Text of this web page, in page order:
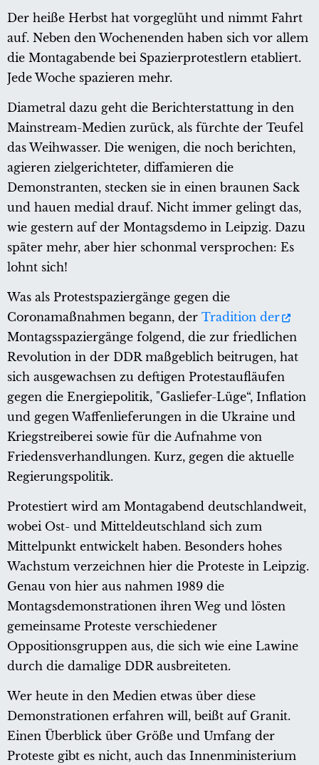
Der heiße Herbst hat vorgeglüht und nimmt Fahrt
auf. Neben den Wochenenden haben sich vor allem
die Montagabende bei Spazierprotestlern etabliert.
Jede Woche spazieren mehr.
Diametral dazu geht die Berichterstattung in den
Mainstream-Medien zurück, als fürchte der Teufel
das Weihwasser. Die wenigen, die noch berichten,
agieren zielgerichteter, diffamieren die
Demonstranten, stecken sie in einen braunen Sack
und hauen medial drauf. Nicht immer gelingt das,
wie gestern auf der Montagsdemo in Leipzig. Dazu
später mehr, aber hier schonmal versprochen: Es
lohnt sich!
Was als Protestspaziergänge gegen die
Coronamaßnahmen begann, der Tradition der
Montagsspaziergänge folgend, die zur friedlichen
Revolution in der DDR maßgeblich beitrugen, hat
sich ausgewachsen zu deftigen Protestaufläufen
gegen die Energiepolitik, "Gasliefer-Lüge“, Inflation
und gegen Waffenlieferungen in die Ukraine und
Kriegstreiberei sowie für die Aufnahme von
Friedensverhandlungen. Kurz, gegen die aktuelle
Regierungspolitik.
Protestiert wird am Montagabend deutschlandweit,
wobei Ost- und Mitteldeutschland sich zum
Mittelpunkt entwickelt haben. Besonders hohes
Wachstum verzeichnen hier die Proteste in Leipzig.
Genau von hier aus nahmen 1989 die
Montagsdemonstrationen ihren Weg und lösten
gemeinsame Proteste verschiedener
Oppositionsgruppen aus, die sich wie eine Lawine
durch die damalige DDR ausbreiteten.
Wer heute in den Medien etwas über diese
Demonstrationen erfahren will, beißt auf Granit.
Einen Überblick über Größe und Umfang der
Proteste gibt es nicht, auch das Innenministerium